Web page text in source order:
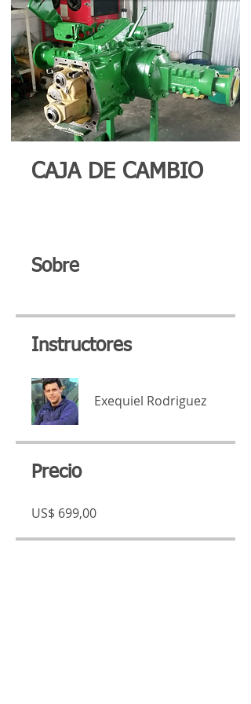
CAJA DE CAMBIO
Sobre
Instructores
Exequiel Rodriguez
Precio
US$ 699,00